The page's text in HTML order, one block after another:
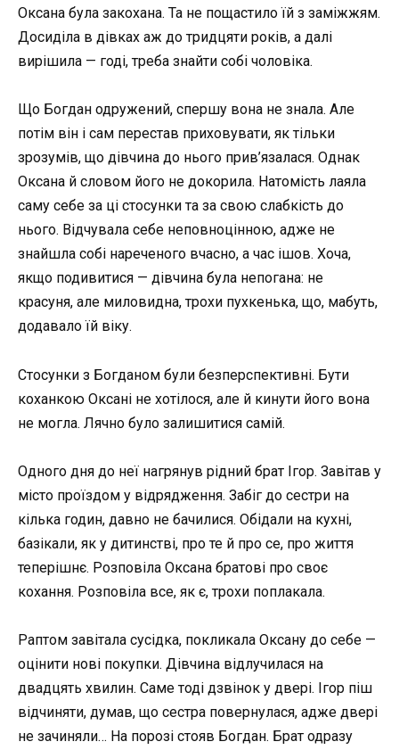
Оксана була закохана. Та не пощастило їй з заміжжям.
Досиділа в дівках аж до тридцяти років, а далі
вирішила — годі, треба знайти собі чоловіка.
Що Богдан одружений, спершу вона не знала. Але
потім він і сам перестав приховувати, як тільки
зрозумів, що дівчина до нього прив’язалася. Однак
Оксана й словом його не докорила. Натомість лаяла
саму себе за ці стосунки та за свою слабкість до
нього. Відчувала себе неповноцінною, адже не
знайшла собі нареченого вчасно, а час ішов. Хоча,
якщо подивитися — дівчина була непогана: не
красуня, але миловидна, трохи пухкенька, що, мабуть,
додавало їй віку.
Стосунки з Богданом були безперспективні. Бути
коханкою Оксані не хотілося, але й кинути його вона
не могла. Лячно було залишитися самій.
Одного дня до неї нагрянув рідний брат Ігор. Завітав у
місто проїздом у відрядження. Забіг до сестри на
кілька годин, давно не бачилися. Обідали на кухні,
базікали, як у дитинстві, про те й про се, про життя
теперішнє. Розповіла Оксана братові про своє
кохання. Розповіла все, як є, трохи поплакала.
Раптом завітала сусідка, покликала Оксану до себе —
оцінити нові покупки. Дівчина відлучилася на
двадцять хвилин. Саме тоді дзвінок у двері. Ігор піш
відчиняти, думав, що сестра повернулася, адже двері
не зачиняли… На порозі стояв Богдан. Брат одразу